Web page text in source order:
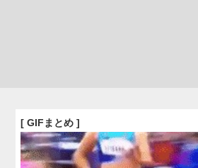
[ GIFまとめ ]